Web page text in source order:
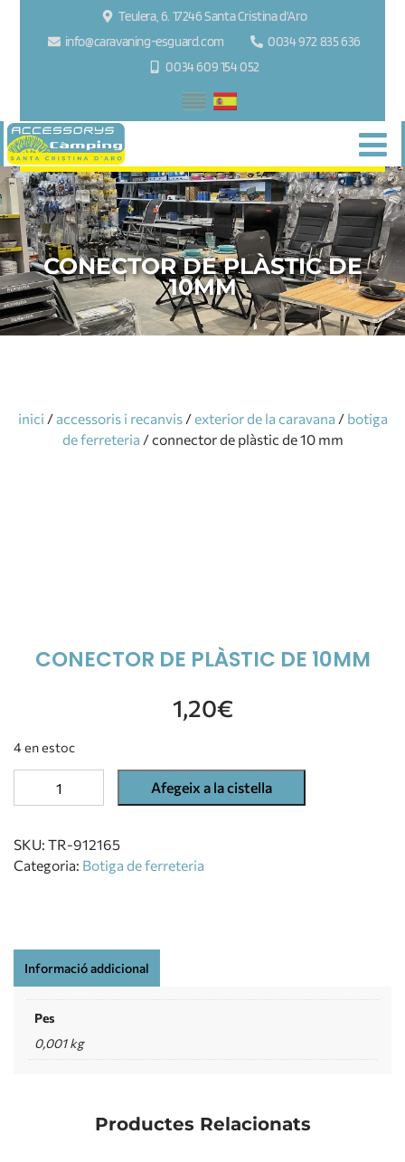
Teulera, 6. 17246 Santa Cristina d'Aro
info@caravaning-esguard.com
0034 972 835 636
0034 609 154 052
CONECTOR DE PLÀSTIC DE
10MM
inici / accessoris i recanvis/exterior de la caravana / botiga
de ferreteria / connector de plàstic de 10 mm
CONECTOR DE PLÀSTIC DE 10MM
1,20€
4 en estoc
Afegeix a la cistella
SKU: TR-912165
Categoria: Botiga de ferreteria
Informació addicional
Pes
0,001 kg
Productes Relacionats